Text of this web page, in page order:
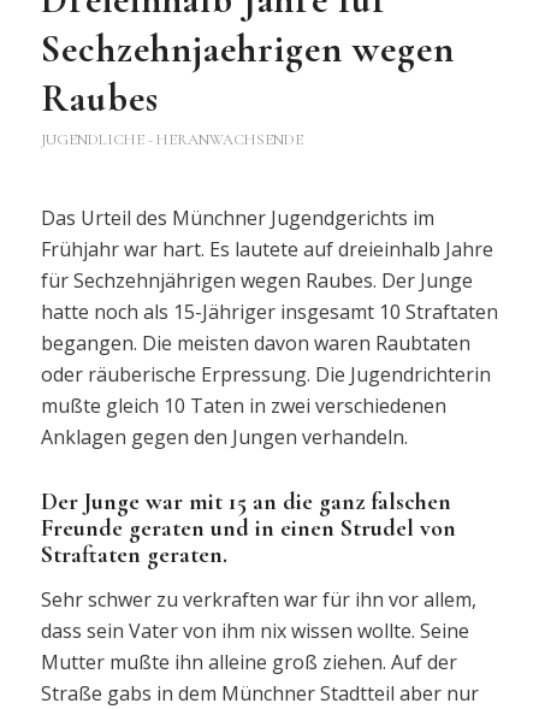
Sechzehnjaehrigen wegen
Raubes
JUGENDLICHE - HERANWACHSENDE
Das Urteil des Münchner Jugendgerichts im
Frühjahr war hart. Es lautete auf dreieinhalb Jahre
für Sechzehnjährigen wegen Raubes. Der Junge
hatte noch als 15-Jähriger insgesamt 10 Straftaten
begangen. Die meisten davon waren Raubtaten
oder räuberische Erpressung. Die Jugendrichterin
mußte gleich 10 Taten in zwei verschiedenen
Anklagen gegen den Jungen verhandeln.
Der Junge war mit 15 an die ganz falschen
Freunde geraten und in einen Strudel von
Straftaten geraten.
Sehr schwer zu verkraften war für ihn vor allem,
dass sein Vater von ihm nix wissen wollte. Seine
Mutter mußte ihn alleine groß ziehen. Auf der
Straße gabs in dem Münchner Stadtteil aber nur